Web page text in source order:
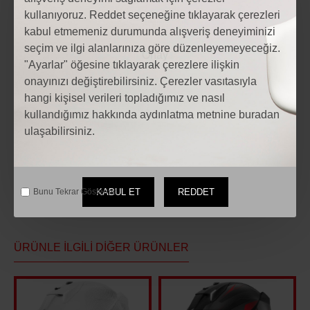
kullanıyoruz. Reddet seçeneğine tıklayarak çerezleri
kabul etmemeniz durumunda alışveriş deneyiminizi
seçim ve ilgi alanlarınıza göre düzenleyemeyeceğiz.
"Ayarlar" öğesine tıklayarak çerezlere ilişkin
onayınızı değiştirebilirsiniz. Çerezler vasıtasıyla
hangi kişisel verileri topladığımız ve nasıl
kullandığımız hakkında aydınlatma metnine buradan
ulaşabilirsiniz.
KABUL ET REDDET
Bunu Tekrar Gösterme.
Etiketler:
Motosiklet SHARK SKWAL İ3 SP LYNE KAPALI KASK
Motosiklet SHARK SKWAL İ3 SP LYNE KAPALI KASK fiyatları
Motosiklet Modelleri
ÜRÜNLE İLGILI DIĞER ÜRÜNLER